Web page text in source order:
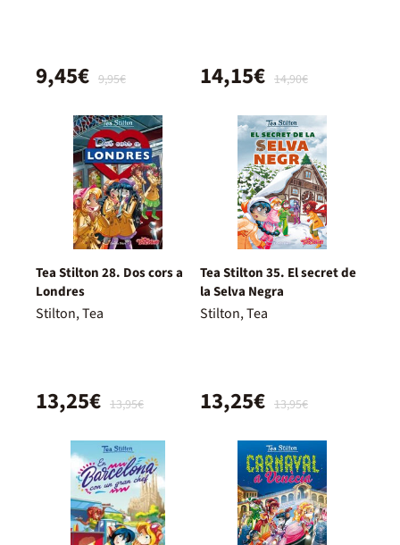
9,95€
9,45€ 14,90€
14,15€
Tea Stilton 28. Dos cors a
Londres
Stilton, Tea
13,95€
13,25€
Tea Stilton 35. El secret de
la Selva Negra
Stilton, Tea
13,95€
13,25€